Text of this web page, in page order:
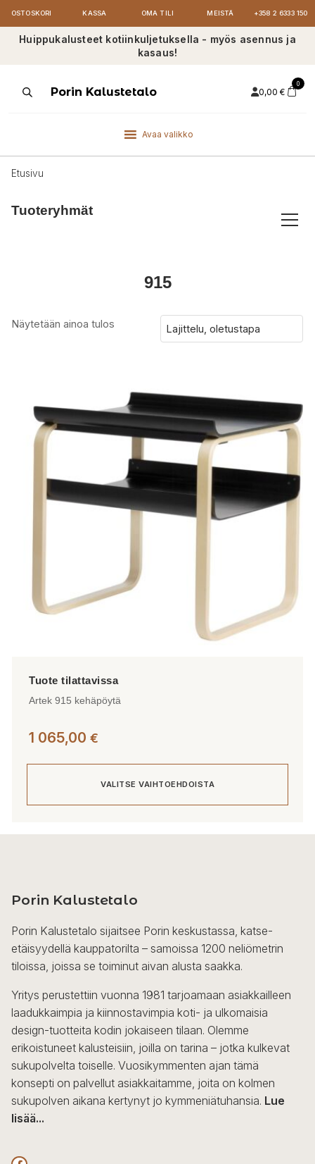
OSTOSKORI KASSA OMA TILI MEISTÄ +358 2 6333 150
Huippukalusteet kotiinkuljetuksella - myös asennus ja
kasaus!
ProductsPorin Kalustetalo 0,00 €
0
Avaa valikko
Etusivu
Tuoteryhmät
915
Näytetään ainoa tulos
Artek 915 kehäpöytä
1 065,00 €
VALITSE VAIHTOEHDOISTA
muunnelma.
tehdä
valinnat
tuotteen
sivulla.
Porin Kalustetalo
Porin Kalustetalo sijaitsee Porin keskustassa, katse-
etäisyydellä kauppatorilta – samoissa 1200 neliömetrin
tiloissa, joissa se toiminut aivan alusta saakka.
Yritys perustettiin vuonna 1981 tarjoamaan asiakkailleen
laadukkaimpia ja kiinnostavimpia koti- ja ulkomaisia
design-tuotteita kodin jokaiseen tilaan. Olemme
erikoistuneet kalusteisiin, joilla on tarina – jotka kulkevat
sukupolvelta toiselle. Vuosikymmenten ajan tämä
konsepti on palvellut asiakkaitamme, joita on kolmen
sukupolven aikana kertynyt jo kymmeniätuhansia. Lue
lisää...